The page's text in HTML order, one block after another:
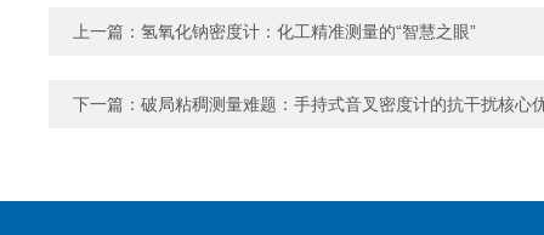
上一篇： 氢氧化钠密度计：化工精准测量的“智慧之眼”
下一篇： 破局粘稠测量难题：手持式音叉密度计的抗干扰核心